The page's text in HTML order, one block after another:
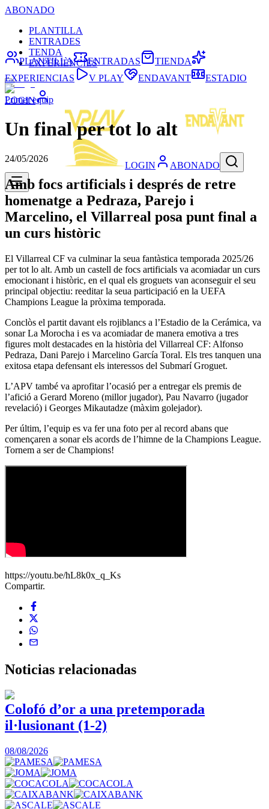
ABONADO
PLANTILLA
ENTRADES
TENDA
EXPERIÈNCIES
LOGIN
LOGIN ABONADO
PLANTILLA ENTRADAS
TIENDA
EXPERIENCIAS
V PLAY ENDAVANT ESTADIO
Primer equip
Un final per tot lo alt
24/05/2026
Amb focs artificials i després de retre
homenatge a Pedraza, Parejo i
Marcelino, el Villarreal posa punt final a
un curs històric
El Villarreal CF va culminar la seua fantàstica temporada 2025/26
per tot lo alt. Amb un castell de focs artificials va acomiadar un curs
emocionant i històric, en el qual els groguets van aconseguir el seu
principal objectiu: reeditar la seua participació en la UEFA
Champions League la pròxima temporada.
Conclòs el partit davant els rojiblancs a l’Estadio de la Cerámica, va
sonar La Morocha i es va acomiadar de manera emotiva a tres
figures molt destacades en la història del Villarreal CF: Alfonso
Pedraza, Dani Parejo i Marcelino García Toral. Els tres tanquen una
exitosa etapa defensant els interessos del Submarí Groguet.
L’APV també va aprofitar l’ocasió per a entregar els premis de
l’afició a Gerard Moreno (millor jugador), Pau Navarro (jugador
revelació) i Georges Mikautadze (màxim golejador).
Per últim, l’equip es va fer una foto per al record abans que
començaren a sonar els acords de l’himne de la Champions League.
Tornem a ser de Champions!
https://youtu.be/hL8k0x_q_Ks
Compartir.
Noticias relacionadas
Colofó d’or a una pretemporada
il·lusionant (1-2)
08/08/2026